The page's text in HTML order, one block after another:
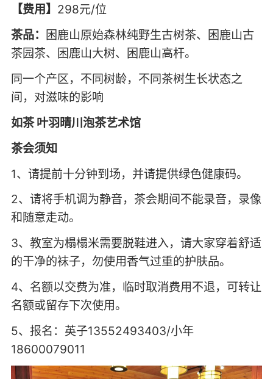
【费用】 298元/位
茶品：
困鹿山原始森林纯野生古树茶、困鹿山古
茶园茶、困鹿山大树、困鹿山高杆。
同一个产区，不同树龄，不同茶树生长状态之
间，对滋味的影响
如茶 叶羽晴川泡茶艺术馆
茶会须知
1、请提前十分钟到场，并请提供绿色健康码。
2、请将手机调为静音，茶会期间不能录音，录像
和随意走动。
3、教室为榻榻米需要脱鞋进入，请大家穿着舒适
的干净的袜子，勿使用香气过重的护肤品。
4、名额以交费为准，临时取消费用不退，可转让
名额或留存下次使用。
5、报名：英子13552493403/小年
18600079011